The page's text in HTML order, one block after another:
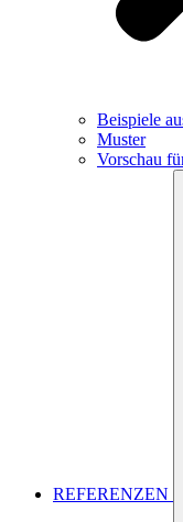
Beispiele
Muster
Vorschau
REFERENZEN